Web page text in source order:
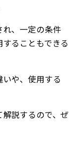
、一定の条件
ることもできる
や、使用する
説するので、ぜ